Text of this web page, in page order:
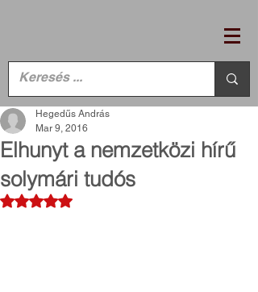
Elhunyt a nemzetközi hírű
solymári tudós
Hegedűs András
Mar 9, 2016
Rated NaN out of 5 stars.